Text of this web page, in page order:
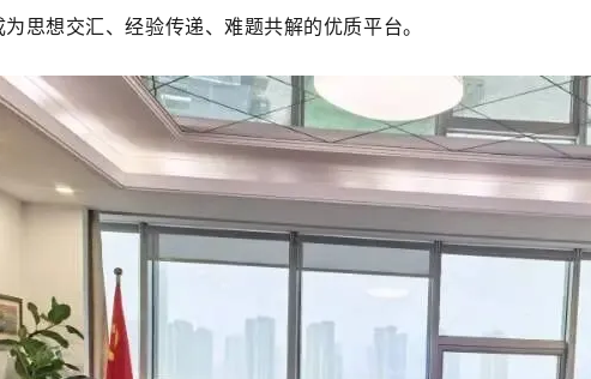
思想交汇、经验传递、难题共解的优质平台。